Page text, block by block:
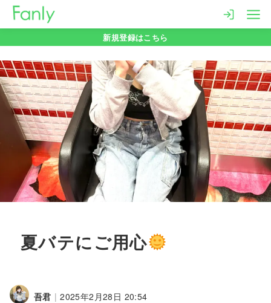
ツ
へ
移
新規登録はこちら
夏バテにご用心
吾君 | 2025年2月28日 20:54